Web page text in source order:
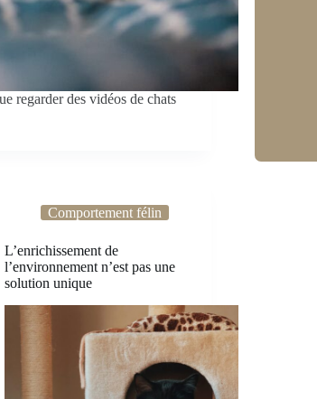
regarder des vidéos de chats
Comportement félin
L’enrichissement de
l’environnement n’est pas une
solution unique